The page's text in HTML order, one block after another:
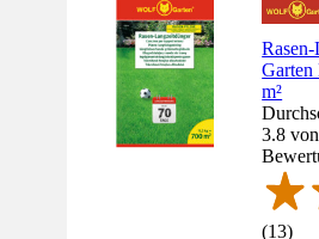
m²
3.8
(13)